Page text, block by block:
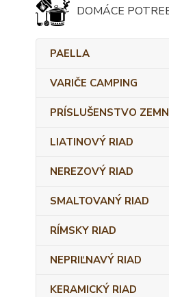
DOMÁCE
PAELLA
VARIČE CAMPING
PRÍSLUŠENSTVO
LIATINOVÝ RIAD
NEREZOVÝ RIAD
SMALTOVANÝ RIAD
RÍMSKY RIAD
NEPRIĽNAVÝ RIAD
KERAMICKÝ RIAD